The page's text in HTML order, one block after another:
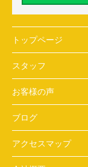
トップページ
スタッフ
お客様の声
ブログ
アクセスマップ